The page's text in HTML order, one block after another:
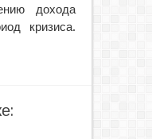
дохода
кризиса.